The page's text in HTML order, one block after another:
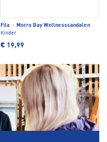
Fila ·
Morro Bay Wellnesssandalen
Kinder
€ 19,99